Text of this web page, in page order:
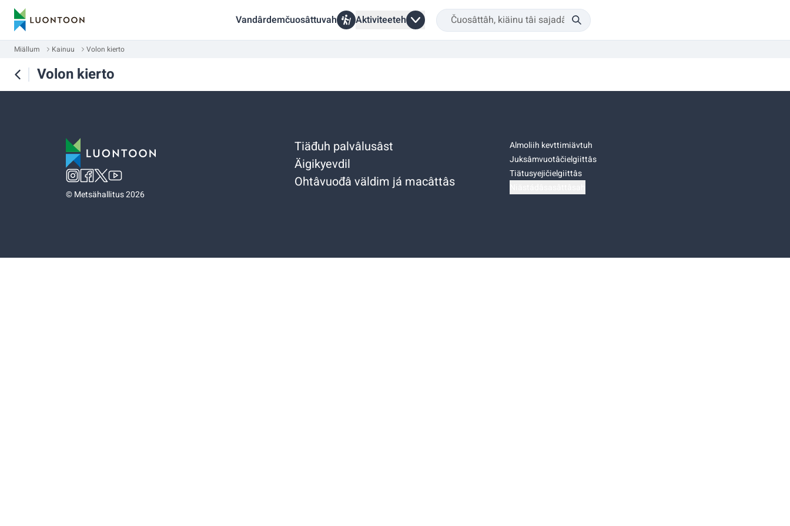
Vandârdemčuosâttuvah Aktiviteeteh
Miällum Kainuu Volon kierto
Volon kierto
©Metsähallitus 2026
Tiäđuh palvâlusâst
Äigikyevdil
Ohtâvuođâ väldim já macâttâs
Almoliih kevttimiävtuh
Juksâmvuotâčielgiittâs
Tiätusyejičielgiittâs